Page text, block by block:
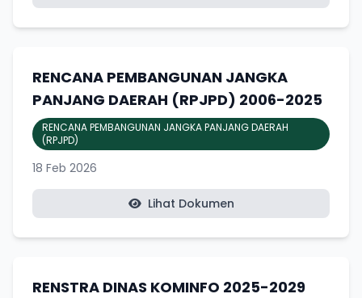
RENCANA PEMBANGUNAN JANGKA
PANJANG DAERAH (RPJPD) 2006-2025
RENCANA PEMBANGUNAN JANGKA PANJANG DAERAH
(RPJPD)
18 Feb 2026
Lihat Dokumen
RENSTRA DINAS KOMINFO 2025-2029